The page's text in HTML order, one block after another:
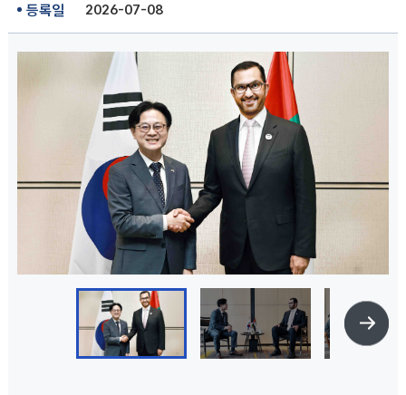
등록일 2026-07-08